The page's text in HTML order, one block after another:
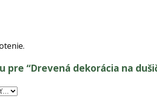
pre “Drevená dekorácia na